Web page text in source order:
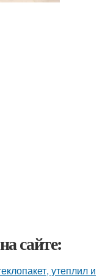
сайте:
утеплил и